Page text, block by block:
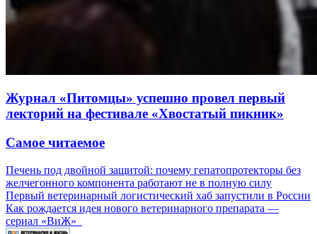
Журнал «Питомцы» успешно провел первый
лекторий на фестивале «Хвостатый пикник»
Самое читаемое
Печень под двойной защитой: почему гепатопротекторы без
желчегонного компонента работают не в полную силу
Первый ветеринарный логистический хаб запустили в России
Как рождается идея нового ветеринарного препарата —
сериал «ВиЖ»